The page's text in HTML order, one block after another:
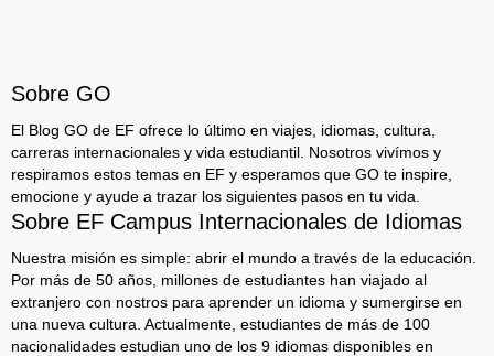
Sobre GO
El Blog GO de EF ofrece lo último en viajes, idiomas, cultura,
carreras internacionales y vida estudiantil. Nosotros vivímos y
respiramos estos temas en EF y esperamos que GO te inspire,
emocione y ayude a trazar los siguientes pasos en tu vida.
Sobre EF Campus Internacionales de Idiomas
Nuestra misión es simple: abrir el mundo a través de la educación.
Por más de 50 años, millones de estudiantes han viajado al
extranjero con nostros para aprender un idioma y sumergirse en
una nueva cultura. Actualmente, estudiantes de más de 100
nacionalidades estudian uno de los 9 idiomas disponibles en